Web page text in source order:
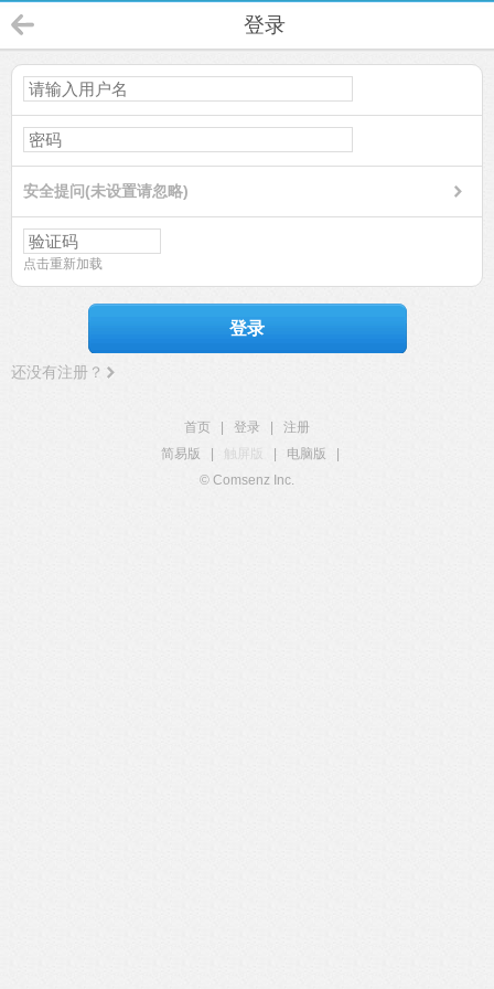
登录
安全提问(未设置请忽略)
点击重新加载
登录
还没有注册？
首页 登录
注册
简易版
触屏版 电脑版
© Comsenz Inc.